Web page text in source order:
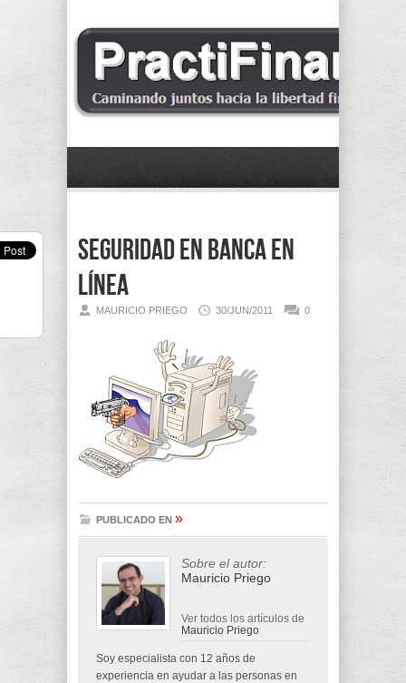
Seguridad en Banca en
Línea
MAURICIO PRIEGO 30/JUN/2011 0
PUBLICADO EN »
Sobre el autor:
Mauricio Priego
Ver todos los artículos de
Mauricio Priego
Soy especialista con 12 años de
experiencia en ayudar a las personas en